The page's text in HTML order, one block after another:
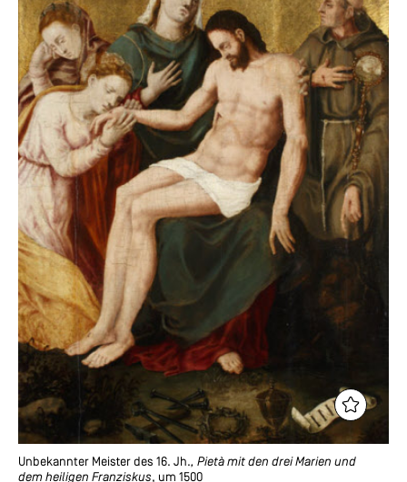
Unbekannter Meister des 16. Jh., Pietà mit den drei Marien und
dem heiligen Franziskus, um 1500